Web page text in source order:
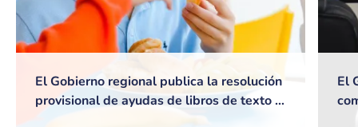
El Gobierno regional publica la resolución
provisional de ayudas de libros de texto y
El